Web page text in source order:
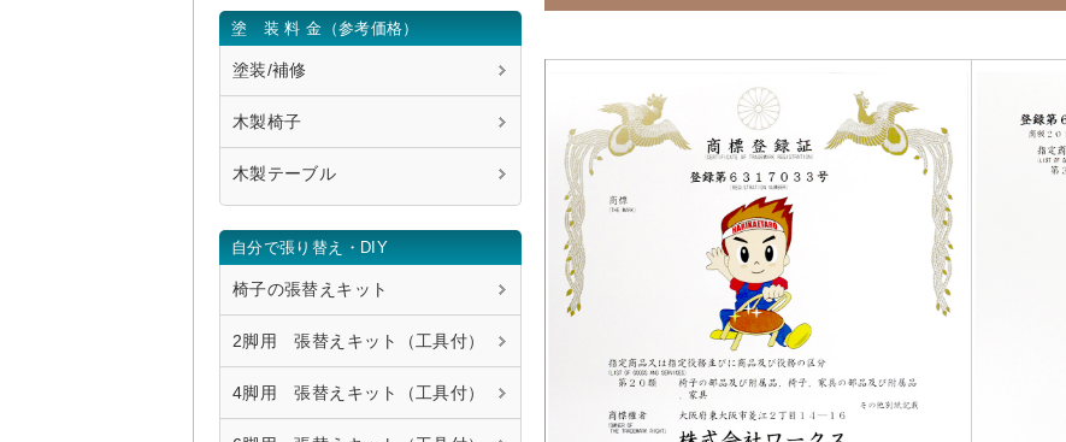
塗 装 料 金（参考価格）
塗装/補修
木製椅子
木製テーブル
自分で張り替え・DIY
椅子の張替えキット
2脚用 張替えキット（工具付）
4脚用 張替えキット（工具付）